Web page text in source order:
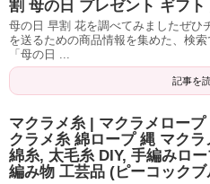
割 母の日 プレゼント ギフト
母の日 早割 花を調べてみましたぜひ
を送るための商品情報を集めた、検
「母の日 ...
記事を
マクラメ糸 | マクラメロー
クラメ糸 綿ロープ 縄 マク
綿糸, 太毛糸 DIY, 手編みロ
編み物 工芸品 (ピーコックブ